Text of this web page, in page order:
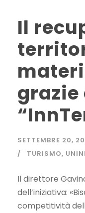
Il
SETTEMBRE 20,
TURISMO,
Il direttore
dell’iniziativa:
competitività